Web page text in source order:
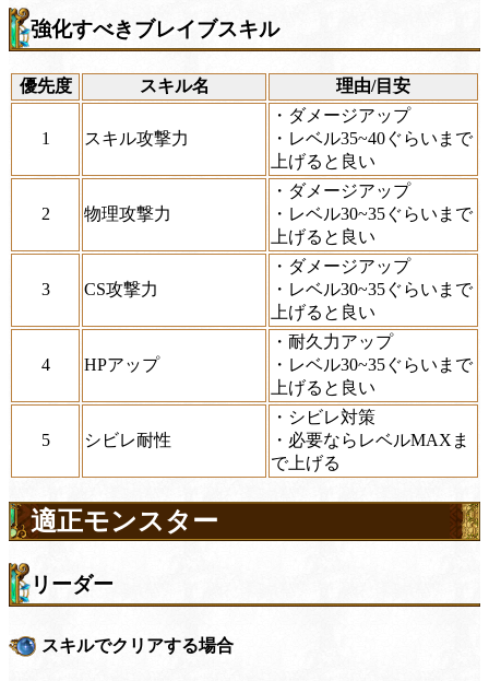
強化すべきブレイブスキル
優先度 スキル名 理由/目安
1 スキル攻撃力
・ダメージアップ
・レベル35~40ぐらいまで
上げると良い
2 物理攻撃力
・ダメージアップ
・レベル30~35ぐらいまで
上げると良い
3 CS攻撃力
・ダメージアップ
・レベル30~35ぐらいまで
上げると良い
4 HPアップ
・耐久力アップ
・レベル30~35ぐらいまで
上げると良い
5 シビレ耐性
・シビレ対策
・必要ならレベルMAXま
で上げる
適正モンスター
リーダー
スキルでクリアする場合